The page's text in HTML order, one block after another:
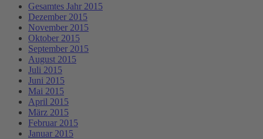
Gesamtes Jahr 2015
Dezember 2015
November 2015
Oktober 2015
September 2015
August 2015
Juli 2015
Juni 2015
Mai 2015
April 2015
März 2015
Februar 2015
Januar 2015